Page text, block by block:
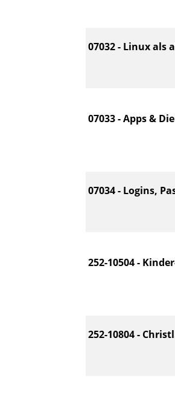
07032 - Linux als
07033 - Apps &
07034 - Logins,
252-10504 -
252-10804 -